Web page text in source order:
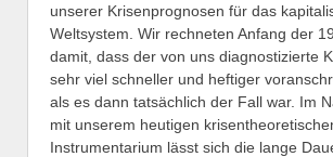
unserer Krisenprognosen für das
Weltsystem. Wir rechneten Anfang der
damit, dass der von uns diagnostizierte
sehr viel schneller und heftiger
als es dann tatsächlich der Fall war. Im
mit unserem heutigen
Instrumentarium lässt sich die lange